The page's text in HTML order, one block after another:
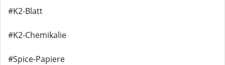
#K2-Blatt
#K2-Chemikalie
#Spice-Papiere